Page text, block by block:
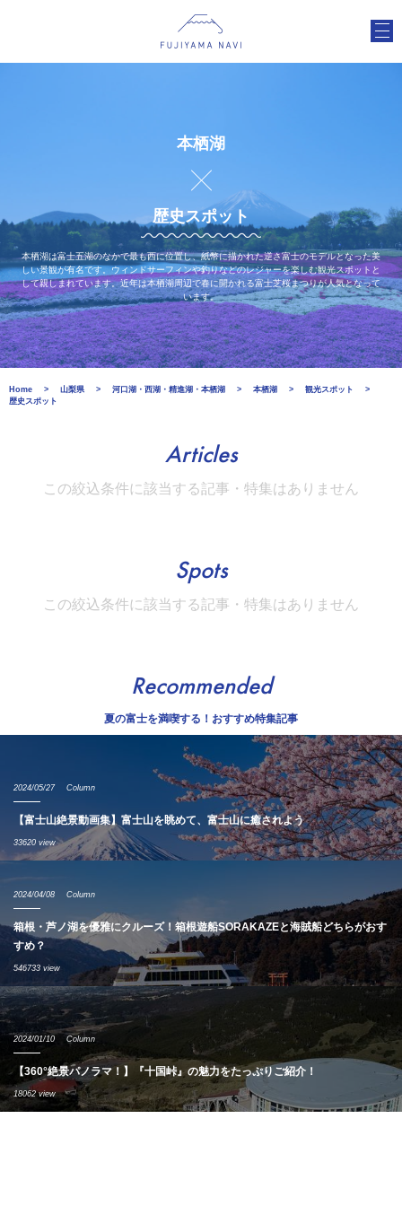
本栖湖
歴史スポット
本栖湖は富士五湖のなかで最も西に位置し、紙幣に描かれた逆さ富士のモデルとなった美
しい景観が有名です。ウィンドサーフィンや釣りなどのレジャーを楽しむ観光スポットと
して親しまれています。近年は本栖湖周辺で春に開かれる富士芝桜まつりが人気となって
います。
Home 山梨県 河口湖・西湖・精進湖・本栖湖 本栖湖
観光スポット
歴史スポット
Articles
この絞込条件に該当する記事・特集はありません
Spots
この絞込条件に該当する記事・特集はありません
Recommended
夏の富士を満喫する！おすすめ特集記事
2024/05/27 Column
【富士山絶景動画集】富士山を眺めて、富士山に癒されよう
33620 view
2024/04/08 Column
箱根・芦ノ湖を優雅にクルーズ！箱根遊船SORAKAZEと海賊船どちらがおす
すめ？
546733 view
2024/01/10 Column
【360°絶景パノラマ！】『十国峠』の魅力をたっぷりご紹介！
18062 view